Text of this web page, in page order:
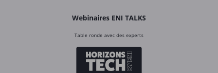
Webinaires ENI TALKS
Table ronde avec des experts